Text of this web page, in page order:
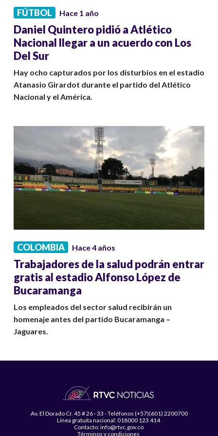
FÚTBOL Hace 1 año
Daniel Quintero pidió a Atlético
Nacional llegar a un acuerdo con Los
Del Sur
Hay ocho capturados por los disturbios en el estadio
Atanasio Girardot durante el partido del Atlético
Nacional y el América.
COLOMBIA Hace 4 años
Trabajadores de la salud podrán entrar
gratis al estadio Alfonso López de
Bucaramanga
Los empleados del sector salud recibirán un
homenaje antes del partido Bucaramanga –
Jaguares.
Av. El Dorado Cr. 45 # 26 - 33 - Teléfonos (+57)(601) 2200700
Línea gratuita nacional: 018000 123 414
Contacto: info@rtvc.gov.co
Términos y condiciones